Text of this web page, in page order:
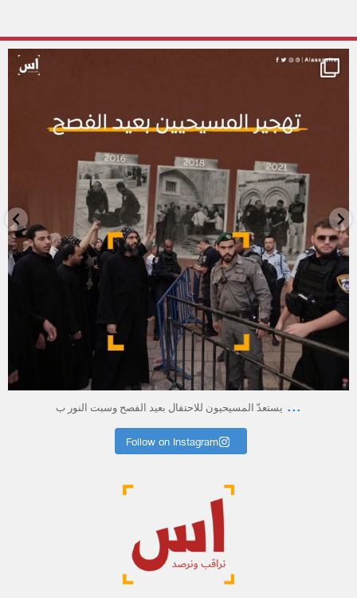
أبريل 23
يستعدّ المسيحيون للاحتفال بعيد الفصح وسبت النور ب ...
Follow on Instagram